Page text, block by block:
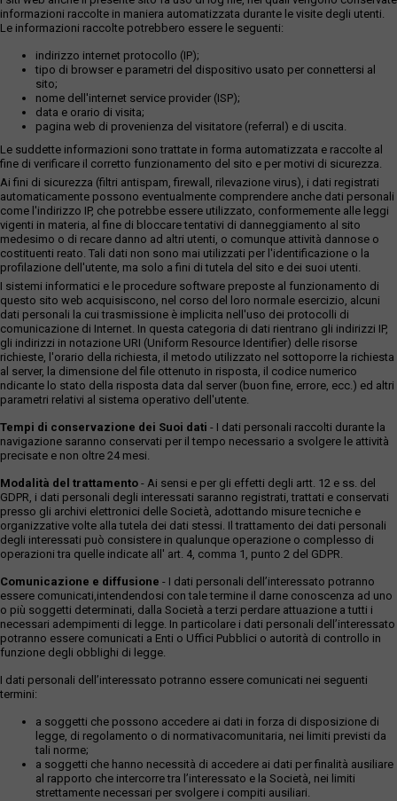
informazioni raccolte in maniera automatizzata durante le visite degli utenti.
Le informazioni raccolte potrebbero essere le seguenti:
indirizzo internet protocollo (IP);
tipo di browser e parametri del dispositivo usato per connettersi al
sito;
nome dell'internet service provider (ISP);
data e orario di visita;
pagina web di provenienza del visitatore (referral) e di uscita.
Le suddette informazioni sono trattate in forma automatizzata e raccolte al
fine di verificare il corretto funzionamento del sito e per motivi di sicurezza.
Ai fini di sicurezza (filtri antispam, firewall, rilevazione virus), i dati registrati
automaticamente possono eventualmente comprendere anche dati personali
come l'indirizzo IP, che potrebbe essere utilizzato, conformemente alle leggi
vigenti in materia, al fine di bloccare tentativi di danneggiamento al sito
medesimo o di recare danno ad altri utenti, o comunque attività dannose o
costituenti reato. Tali dati non sono mai utilizzati per l'identificazione o la
profilazione dell'utente, ma solo a fini di tutela del sito e dei suoi utenti.
I sistemi informatici e le procedure software preposte al funzionamento di
questo sito web acquisiscono, nel corso del loro normale esercizio, alcuni
dati personali la cui trasmissione è implicita nell'uso dei protocolli di
comunicazione di Internet. In questa categoria di dati rientrano gli indirizzi IP,
gli indirizzi in notazione URI (Uniform Resource Identifier) delle risorse
richieste, l'orario della richiesta, il metodo utilizzato nel sottoporre la richiesta
al server, la dimensione del file ottenuto in risposta, il codice numerico
ndicante lo stato della risposta data dal server (buon fine, errore, ecc.) ed altri
parametri relativi al sistema operativo dell'utente.
Tempi di conservazione dei Suoi dati - I dati personali raccolti durante la
navigazione saranno conservati per il tempo necessario a svolgere le attività
precisate e non oltre 24 mesi.
Modalità del trattamento - Ai sensi e per gli effetti degli artt. 12 e ss. del
GDPR, i dati personali degli interessati saranno registrati, trattati e conservati
presso gli archivi elettronici delle Società, adottando misure tecniche e
organizzative volte alla tutela dei dati stessi. Il trattamento dei dati personali
degli interessati può consistere in qualunque operazione o complesso di
operazioni tra quelle indicate all' art. 4, comma 1, punto 2 del GDPR.
Comunicazione e diffusione - I dati personali dell’interessato potranno
essere comunicati,intendendosi con tale termine il darne conoscenza ad uno
o più soggetti determinati, dalla Società a terzi perdare attuazione a tutti i
necessari adempimenti di legge. In particolare i dati personali dell’interessato
potranno essere comunicati a Enti o Uffici Pubblici o autorità di controllo in
funzione degli obblighi di legge.
I dati personali dell’interessato potranno essere comunicati nei seguenti
termini:
a soggetti che possono accedere ai dati in forza di disposizione di
legge, di regolamento o di normativacomunitaria, nei limiti previsti da
tali norme;
a soggetti che hanno necessità di accedere ai dati per finalità ausiliare
al rapporto che intercorre tra l’interessato e la Società, nei limiti
strettamente necessari per svolgere i compiti ausiliari.